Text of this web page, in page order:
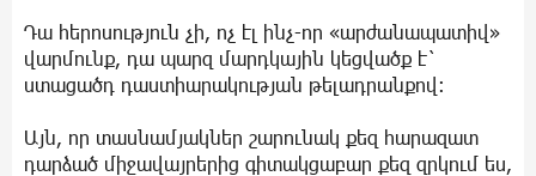
Դա հերոսություն չի, ոչ էլ ինչ-որ «արժանապատիվ»
վարմունք, դա պարզ մարդկային կեցվածք է`
ստացածդ դաստիարակության թելադրանքով:
Այն, որ տասնամյակներ շարունակ քեզ հարազատ
դարձած միջավայրերից գիտակցաբար քեզ զրկում ես,